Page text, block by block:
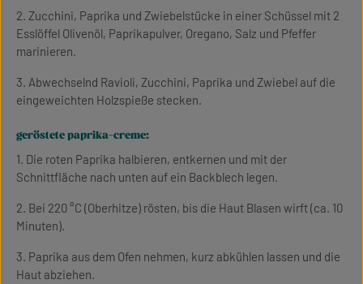
2. Zucchini, Paprika und Zwiebelstücke in einer Schüssel mit 2
Esslöffel Olivenöl, Paprikapulver, Oregano, Salz und Pfeffer
marinieren.
3. Abwechselnd Ravioli, Zucchini, Paprika und Zwiebel auf die
eingeweichten Holzspieße stecken.
geröstete paprika-creme:
1. Die roten Paprika halbieren, entkernen und mit der
Schnittfläche nach unten auf ein Backblech legen.
2. Bei 220 °C (Oberhitze) rösten, bis die Haut Blasen wirft (ca. 10
Minuten).
3. Paprika aus dem Ofen nehmen, kurz abkühlen lassen und die
Haut abziehen.